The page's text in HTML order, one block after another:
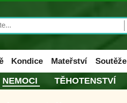
Kondice Mateřství Soutěže
NEMOCI TĚHOTENSTVÍ